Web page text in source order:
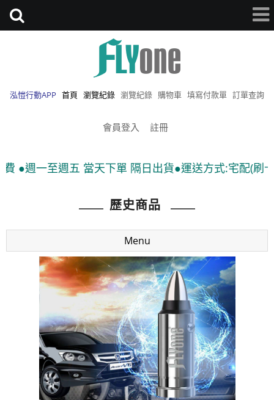
泓愷行動APP 首頁 瀏覽紀錄 瀏覽紀錄 購物車 填寫付款單 訂單查詢
會員登入 註冊
至週五 當天下單 隔日出貨●運送方式:宅配(刷卡、匯
歷史商品
Menu